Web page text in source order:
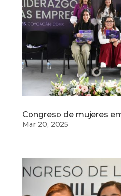
Congreso de mujeres
Mar 20, 2025